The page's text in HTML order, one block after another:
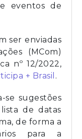
eventos de
ser enviadas
(MCom)
nº 12/2022,
+ Brasil .
se sugestões
de datas
de forma a
para a